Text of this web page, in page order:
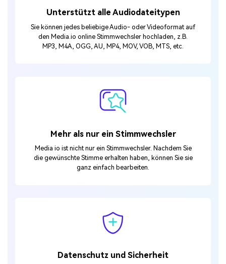
Unterstützt alle Audiodateitypen
Sie können jedes beliebige Audio- oder Videoformat auf
den Media.io online Stimmwechsler hochladen, z.B.
MP3, M4A, OGG, AU, MP4, MOV, VOB, MTS, etc.
Mehr als nur ein Stimmwechsler
Media io ist nicht nur ein Stimmwechsler. Nachdem Sie
die gewünschte Stimme erhalten haben, können Sie sie
ganz einfach bearbeiten.
Datenschutz und Sicherheit